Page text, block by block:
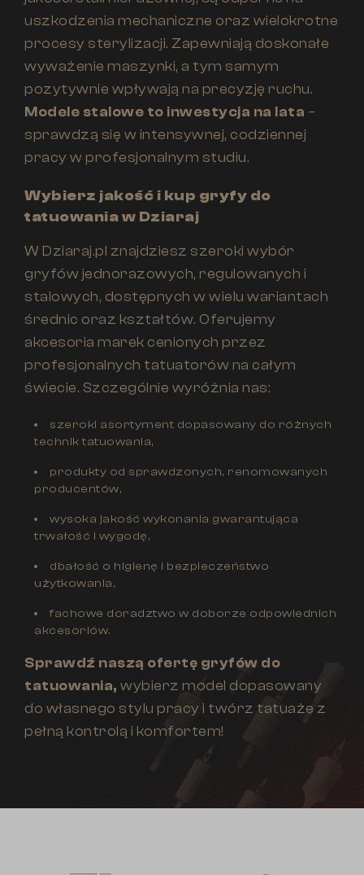
uszkodzenia mechaniczne oraz wielokrotne
procesy sterylizacji. Zapewniają doskonałe
wyważenie maszynki, a tym samym
pozytywnie wpływają na precyzję ruchu.
Modele stalowe to inwestycja na lata –
sprawdzą się w intensywnej, codziennej
pracy w profesjonalnym studiu.
Wybierz jakość i kup gryfy do
tatuowania w Dziaraj
W Dziaraj.pl znajdziesz szeroki wybór
gryfów jednorazowych, regulowanych i
stalowych, dostępnych w wielu wariantach
średnic oraz kształtów. Oferujemy
akcesoria marek cenionych przez
profesjonalnych tatuatorów na całym
świecie. Szczególnie wyróżnia nas:
szeroki asortyment dopasowany do różnych
technik tatuowania,
produkty od sprawdzonych, renomowanych
producentów,
wysoka jakość wykonania gwarantująca
trwałość i wygodę,
dbałość o higienę i bezpieczeństwo
użytkowania,
fachowe doradztwo w doborze odpowiednich
akcesoriów.
Sprawdź naszą ofertę gryfów do
tatuowania, wybierz model dopasowany
do własnego stylu pracy i twórz tatuaże z
pełną kontrolą i komfortem!